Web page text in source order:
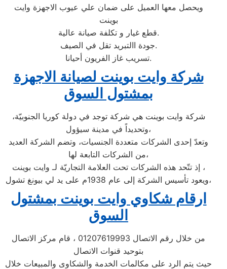
ويحصل معها العميل على ضمان علي عيوب الاجهزة وايت
بوينت
قطع غيار و تكلفة صيانة عالية.
جودة االتبريد تقل في الصيف.
تسريب غاز الفريون أحيانا.
شركة وايت بوينت لصيانة الاجهزة
بمشتول السوق
شركة وايت بوينت هي شركة توجد في دولة كوريا الجنوبيّة،
وتحديداً في مدينة سيؤول،
وتعدّ إحدى الشركات متعددة الجنسيات، وتضم الشركة العديد
من الشركات التابعة لها،
إذ تتّحد هذه الشركات تحت العلامة التجاريّة لـ وايت بوينت ،
ويعود تأسيس الشركة إلى عام 1938م على يد لي بيونغ تشول،
ارقام شكاوي وايت بوينت بمشتول
السوق
من خلال رقم الاتصال 01207619993 ، قام مركز الاتصال
بتوحيد قنوات الاتصال
حيث يتم الرد على مكالمات الخدمة والشكاوى والمبيعات خلال